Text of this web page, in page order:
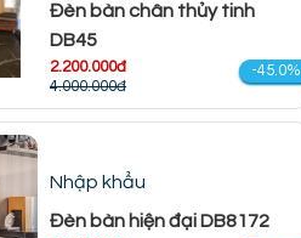
Đèn bàn chân thủy tinh
DB45
2.200.000đ
4.000.000đ
-45.0%
Nhập khẩu
Đèn bàn hiện đại DB8172